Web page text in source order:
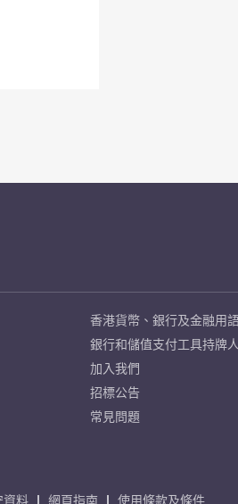
香港貨幣、銀行及金融用
銀行和儲值支付工具持牌
加入我們
招標公告
常見問題
資料 網頁指南 使用條款及條件